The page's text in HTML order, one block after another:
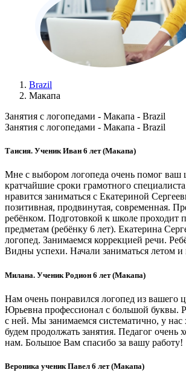
Brazil
Макапа
Занятия с логопедами - Макапа - Brazil
Занятия с логопедами - Макапа - Brazil
Таисия. Ученик Иван 6 лет (Макапа)
Мне с выбором логопеда очень помог ваш
кратчайшие сроки грамотного
нравится заниматься с Екатериной
позитивная, продвинутая, современная.
ребёнком. Подготовкой к школе проходит
предметам (ребёнку 6 лет). Екатерина
логопед. Занимаемся коррекцией речи.
Видны успехи. Начали заниматься летом
Милана. Ученик Родион 6 лет (Макапа)
Нам очень понравился логопед из вашего
Юрьевна профессионал с большой буквы.
с ней. Мы занимаемся систематично, у нас
будем продолжать занятия. Педагог очень
нам. Большое Вам спасибо за вашу работу!
Вероника ученик Павел 6 лет (Макапа)